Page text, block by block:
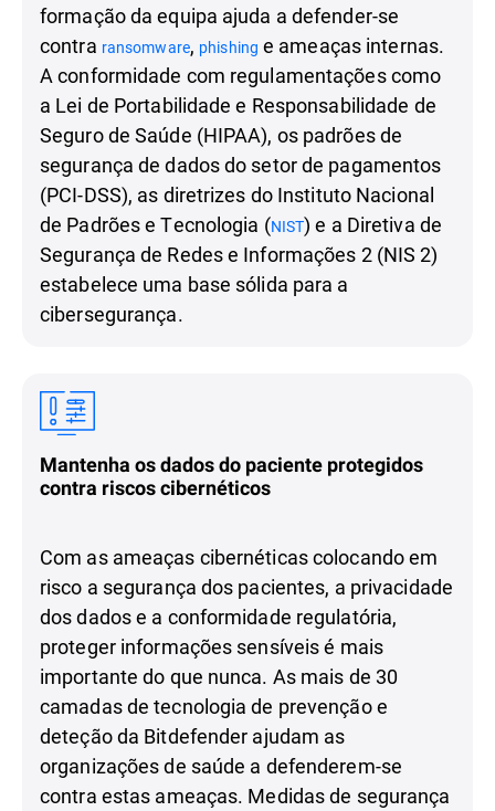
formação da equipa ajuda a defender-se
contra ransomware, phishing e ameaças internas.
A conformidade com regulamentações como
a Lei de Portabilidade e Responsabilidade de
Seguro de Saúde (HIPAA), os padrões de
segurança de dados do setor de pagamentos
(PCI-DSS), as diretrizes do Instituto Nacional
de Padrões e Tecnologia (NIST) e a Diretiva de
Segurança de Redes e Informações 2 (NIS 2)
estabelece uma base sólida para a
cibersegurança.
Mantenha os dados do paciente protegidos
contra riscos cibernéticos
Com as ameaças cibernéticas colocando em
risco a segurança dos pacientes, a privacidade
dos dados e a conformidade regulatória,
proteger informações sensíveis é mais
importante do que nunca. As mais de 30
camadas de tecnologia de prevenção e
deteção da Bitdefender ajudam as
organizações de saúde a defenderem-se
contra estas ameaças. Medidas de segurança